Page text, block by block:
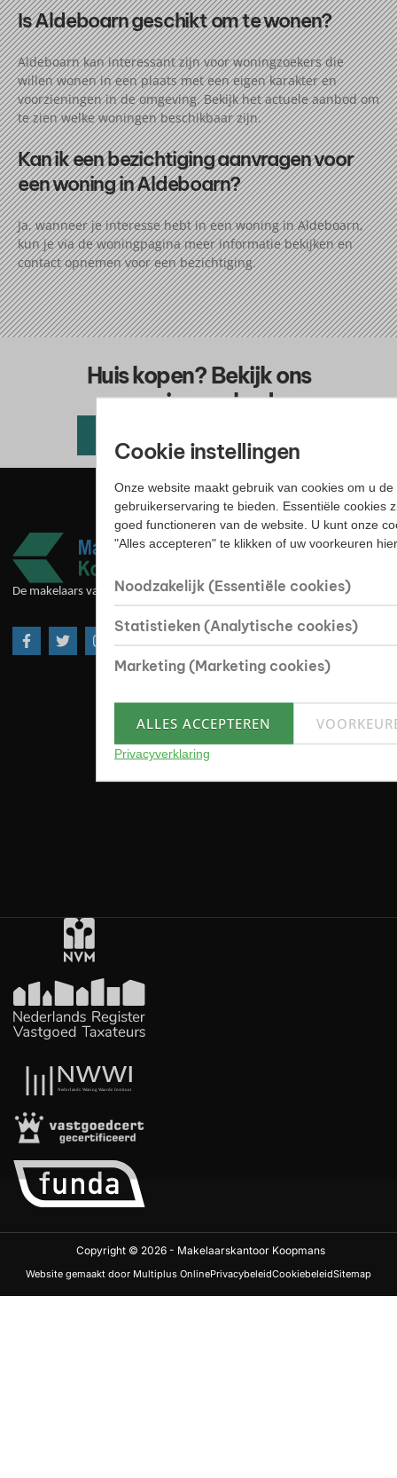
Is Aldeboarn geschikt om te wonen?
Aldeboarn kan interessant zijn voor woningzoekers die
willen wonen in een plaats met een eigen karakter en
voorzieningen in de omgeving. Bekijk het actuele aanbod om
te zien welke woningen beschikbaar zijn.
Kan ik een bezichtiging aanvragen voor
een woning in Aldeboarn?
Ja, wanneer je interesse hebt in een woning in Aldeboarn,
kun je via de woningpagina meer informatie bekijken en
contact opnemen voor een bezichtiging.
Huis kopen? Bekijk ons
woningaanbod
De makelaars van goede huize
Copyright © 2026 - Makelaarskantoor Koopmans
Website gemaakt door Multiplus OnlinePrivacybeleidCookiebeleidSitemap
Cookie instellingen
Onze website maakt gebruik van cookies om u
gebruikerservaring te bieden. Essentiële cookies
goed functioneren van de website. U kunt onze
"Alles accepteren" te klikken of uw voorkeuren
Noodzakelijk (Essentiële cookies)
Statistieken (Analytische cookies)
Marketing (Marketing cookies)
ALLES ACCEPTEREN
Privacyverklaring